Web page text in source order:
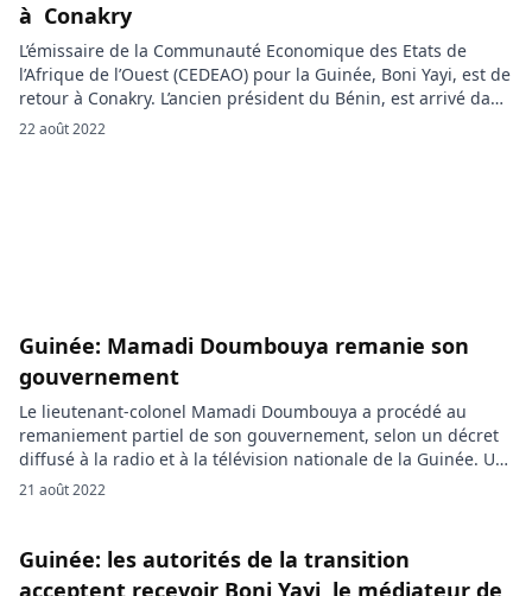
à Conakry
L’émissaire de la Communauté Economique des Etats de
l’Afrique de l’Ouest (CEDEAO) pour la Guinée, Boni Yayi, est de
retour à Conakry. L’ancien président du Bénin, est arrivé dans
la capitale guinéenne, dimanche, pour entamer des
22 août 2022
Guinée: Mamadi Doumbouya remanie son
gouvernement
Le lieutenant-colonel Mamadi Doumbouya a procédé au
remaniement partiel de son gouvernement, selon un décret
diffusé à la radio et à la télévision nationale de la Guinée. Un
nouveau gouvernement a vu le jour à Conakry. Dans ce
[…]
21 août 2022
Guinée: les autorités de la transition